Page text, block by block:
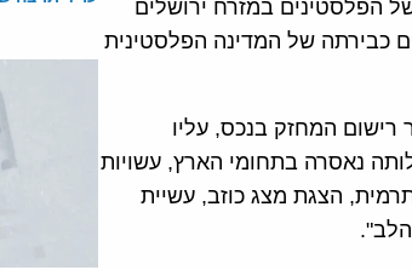
הפלסטינים במזרח ירושלים
כבירתה של המדינה הפלסטינית
המחזק בנכס, עליו
נאסרה בתחומי הארץ, עשויות
הצגת מצג כוזב, עשיית